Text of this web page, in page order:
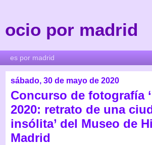
ocio por madrid
sábado, 30 de mayo de 2020
Concurso de fotografía
2020: retrato de una
insólita’ del Museo de
Madrid